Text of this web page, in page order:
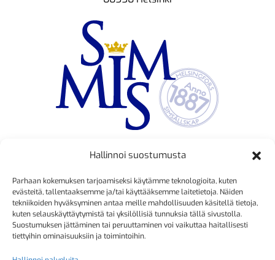
Hallinnoi suostumusta
Parhaan kokemuksen tarjoamiseksi käytämme teknologioita, kuten
evästeitä, tallentaaksemme ja/tai käyttääksemme laitetietoja. Näiden
tekniikoiden hyväksyminen antaa meille mahdollisuuden käsitellä tietoja,
kuten selauskäyttäytymistä tai yksilöllisiä tunnuksia tällä sivustolla.
Suostumuksen jättäminen tai peruuttaminen voi vaikuttaa haitallisesti
tiettyihin ominaisuuksiin ja toimintoihin.
Kristiina Mäkinen
040 725 3186
kristiina.makinen@simmis.fi